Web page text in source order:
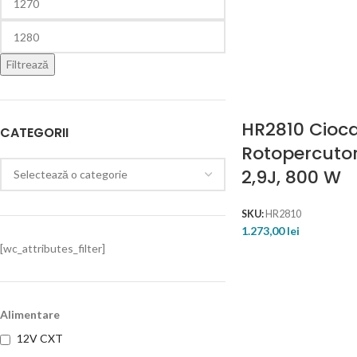
Filtrează
CATEGORII
[wc_attributes_filter]
Alimentare
12V CXT
HR2810
2,9J, 800 W
SKU: HR2810
1.273,00lei